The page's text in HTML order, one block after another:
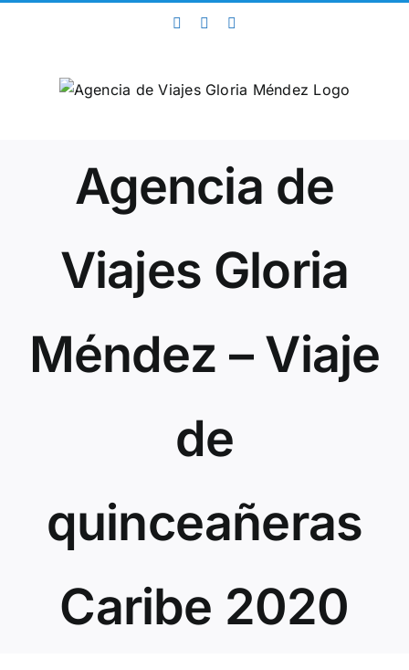
Facebook
Twitter
Agencia de
Viajes Gloria
Méndez – Viaje
de
quinceañeras
Caribe 2020